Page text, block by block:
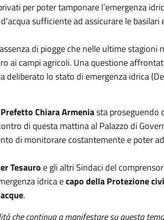
per poter tamponare l’emergenza
sufficiente ad assicurare le basilari
di piogge che nelle ultime stagioni
ai campi agricoli. Una questione
deliberato lo stato di emergenza idrica
Chiara Armeniasta proseguendo
di questa mattina al Palazzo di
di monitorare costantemente e poter
Tesauro e gli altri Sindaci del
idrica ecapo della Protezione
.
che continua a manifestare su questa